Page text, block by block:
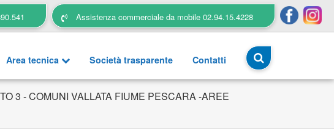
Assistenza commerciale da mobile 02.94.15.4228
Area tecnica Società trasparente Contatti
3 - COMUNI VALLATA FIUME PESCARA -AREE